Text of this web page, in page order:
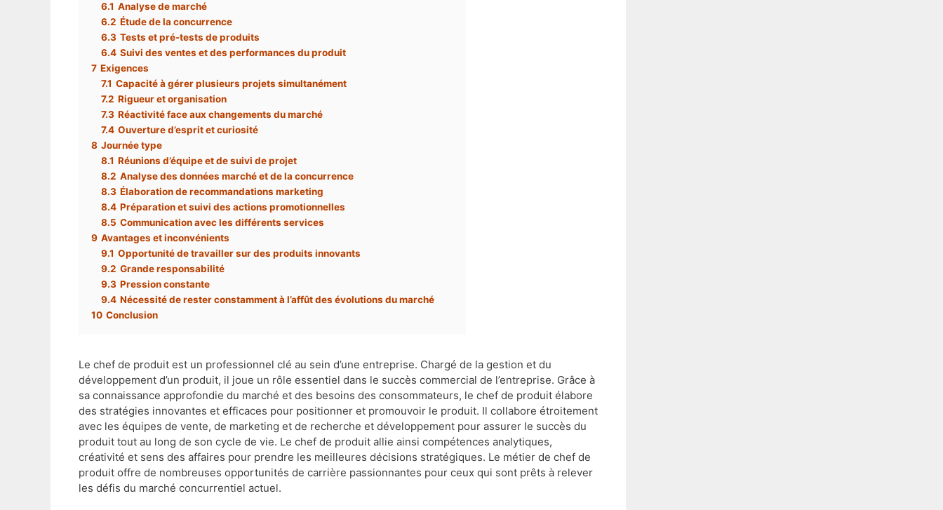
6.1 Analyse de marché
6.2 Étude de la concurrence
6.3 Tests et pré-tests de produits
6.4 Suivi des ventes et des performances du produit
7 Exigences
7.1 Capacité à gérer plusieurs projets simultanément
7.2 Rigueur et organisation
7.3 Réactivité face aux changements du marché
7.4 Ouverture d’esprit et curiosité
8 Journée type
8.1 Réunions d’équipe et de suivi de projet
8.2 Analyse des données marché et de la concurrence
8.3 Élaboration de recommandations marketing
8.4 Préparation et suivi des actions promotionnelles
8.5 Communication avec les différents services
9 Avantages et inconvénients
9.1 Opportunité de travailler sur des produits innovants
9.2 Grande responsabilité
9.3 Pression constante
9.4 Nécessité de rester constamment à l’affût des évolutions du marché
10 Conclusion
Le chef de produit est un professionnel clé au sein d’une entreprise. Chargé de la gestion et du
développement d’un produit, il joue un rôle essentiel dans le succès commercial de l’entreprise. Grâce à
sa connaissance approfondie du marché et des besoins des consommateurs, le chef de produit élabore
des stratégies innovantes et efficaces pour positionner et promouvoir le produit. Il collabore étroitement
avec les équipes de vente, de marketing et de recherche et développement pour assurer le succès du
produit tout au long de son cycle de vie. Le chef de produit allie ainsi compétences analytiques,
créativité et sens des affaires pour prendre les meilleures décisions stratégiques. Le métier de chef de
produit offre de nombreuses opportunités de carrière passionnantes pour ceux qui sont prêts à relever
les défis du marché concurrentiel actuel.